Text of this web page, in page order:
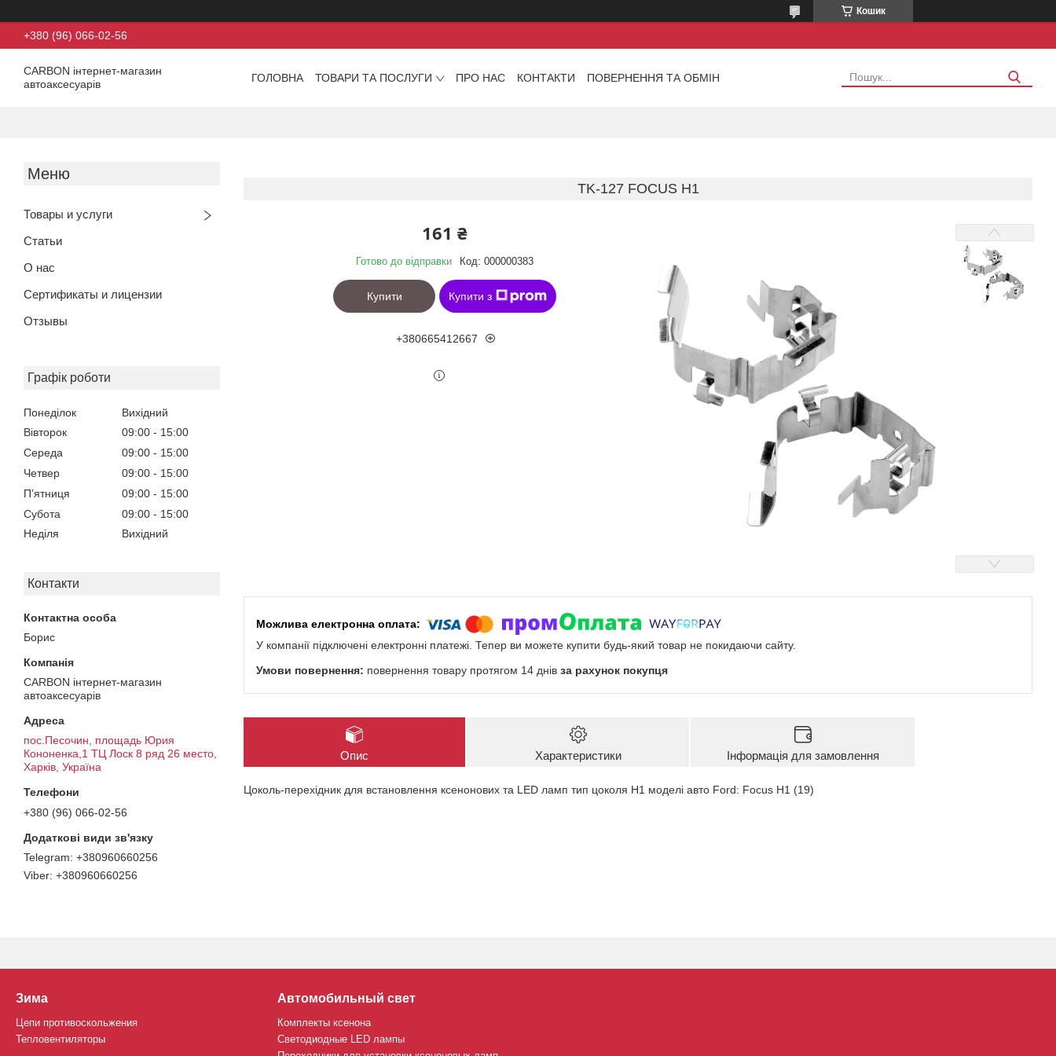
Кошик
+380 (96) 066-02-56
CARBON інтернет-магазин
автоаксесуарів
ГОЛОВНА ТОВАРИ ТА ПОСЛУГИ ПРО НАС КОНТАКТИ ПОВЕРНЕННЯ ТА ОБМІН
Товары и услуги
Статьи
О нас
Сертификаты и лицензии
Отзывы
Графік роботи
Понеділок
Вихідний
Вівторок
09:00
15:00
Середа
09:00
15:00
Четвер
09:00
15:00
Пʼятниця
09:00
15:00
Субота
09:00
15:00
Неділя
Вихідний
Контакти
Борис
CARBON інтернет-магазин
автоаксесуарів
пос.Песочин, площадь Юрия
Кононенка,1 ТЦ Лоск 8 ряд 26 место,
Харків, Україна
+380 (96) 066-02-56
+380960660256
+380960660256
TK-127 FOCUS H1
161 ₴
Готово до відправки Код: 000000383
Купити Купити з
+380665412667
У компанії підключені електронні платежі. Тепер ви можете купити будь-який товар не покидаючи сайту.
повернення товару протягом 14 днів за рахунок покупця
Опис Характеристики Інформація для замовлення
Цоколь-перехідник для встановлення ксенонових та LED ламп тип цоколя Н1 моделі авто Ford: Focus H1 (19)
Зима
Цепи противоскольжения
Тепловентиляторы
Автомобильный свет
Комплекты ксенона
Светодиодные LED лампы